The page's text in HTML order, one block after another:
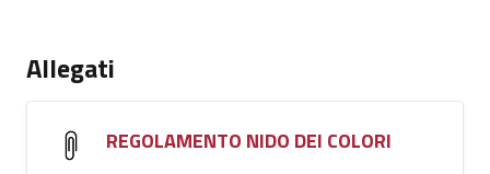
Allegati
REGOLAMENTO NIDO DEI COLORI